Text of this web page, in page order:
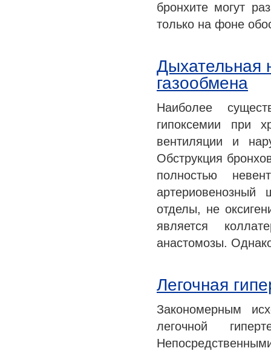
бронхите могут
только на фоне
Дыхательная
газообмена
Наиболее
гипоксемии при
вентиляции и
Обструкция
полностью
отделы, не
является
анастомозы.
Легочная
Закономерным
легочной